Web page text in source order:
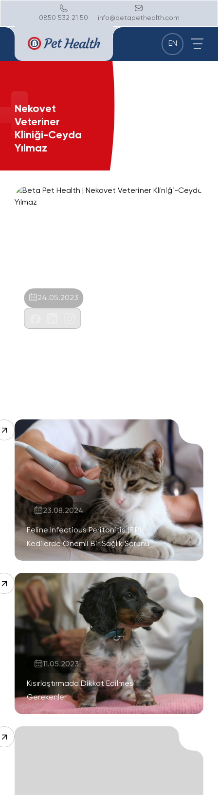
0850 532 21 50 info@betapethealth.com
EN
Nekovet
Veteriner
Kliniği-Ceyda
Yılmaz
24.05.2023
23.08.2024
Feline Infectious Peritonitis (FIP):
Kedilerde Önemli Bir Sağlık Sorunu
11.05.2023
Kısırlaştırmada Dikkat Edilmesi
Gerekenler